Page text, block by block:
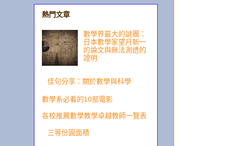
熱門文章
數學界最大的謎團：
日本數學家望月新一
的論文與無法測透的
證明
佳句分享：關於數學與科學
數學系必看的10部電影
各校推薦數學教學卓越教師一覽表
三等份圓面積